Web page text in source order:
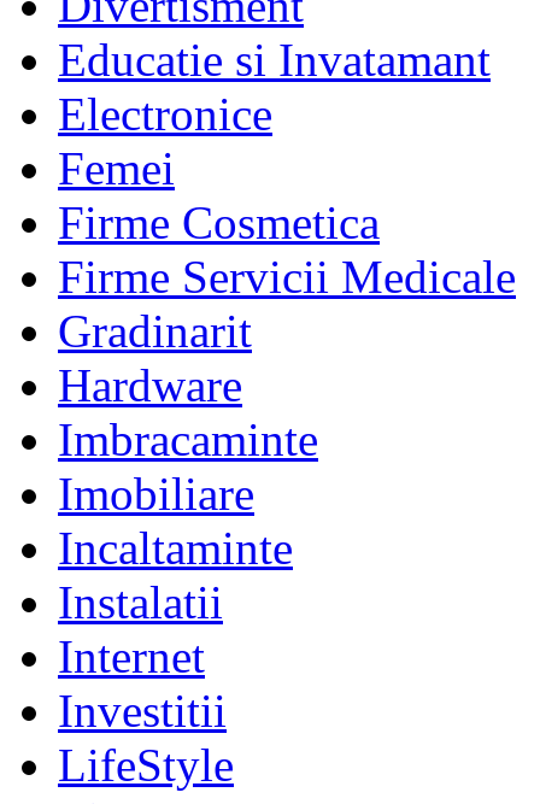
Educatie si Invatamant
Electronice
Femei
Firme Cosmetica
Firme Servicii Medicale
Gradinarit
Hardware
Imbracaminte
Imobiliare
Incaltaminte
Instalatii
Internet
Investitii
LifeStyle